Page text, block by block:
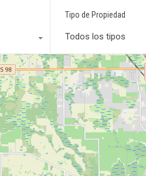
Tipo de Propiedad
Todos los tipos